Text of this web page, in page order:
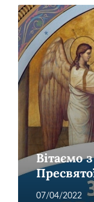
Вітаємо
07/04/2022
Читати
більше